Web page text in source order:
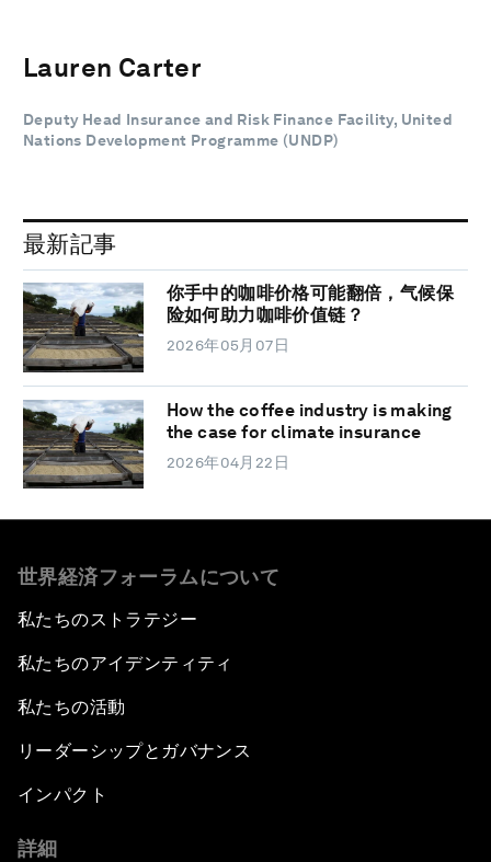
Lauren Carter
Deputy Head Insurance and Risk Finance Facility, United
Nations Development Programme (UNDP)
最新記事
你手中的咖啡价格可能翻倍，气候保
险如何助力咖啡价值链？
2026年05月07日
How the coffee industry is making
the case for climate insurance
2026年04月22日
世界経済フォーラムについて
私たちのストラテジー
私たちのアイデンティティ
私たちの活動
リーダーシップとガバナンス
インパクト
詳細